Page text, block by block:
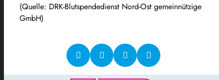
(Quelle: DRK-Blutspendedienst Nord-Ost gemeinnützige
GmbH)